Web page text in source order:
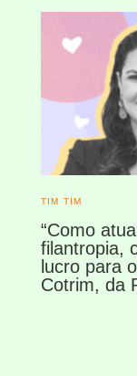
TIM TIM
“Como
filantropia,
lucro para
Cotrim, da